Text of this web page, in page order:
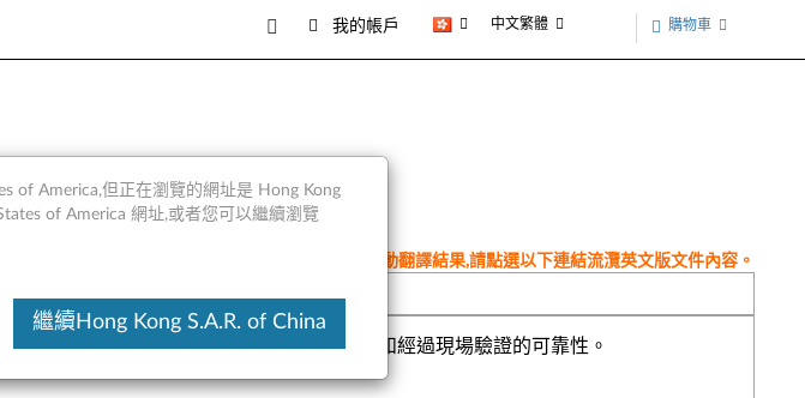
我的帳戶 中文繁體 購物車
這份文件為翻譯程式自動翻譯結果,請點選以下連結流灠英文版文件內容。
級您的系統將為您帶來靈活性，可擴展性和經過現場驗證的可靠性。
of America,但正在瀏覽的網址是 Hong Kong
of America 網址,或者您可以繼續瀏覽
繼續Hong Kong S.A.R. of China